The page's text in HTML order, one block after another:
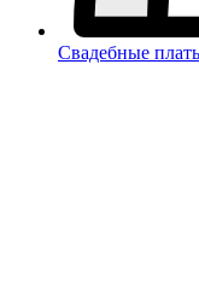
Свадебные